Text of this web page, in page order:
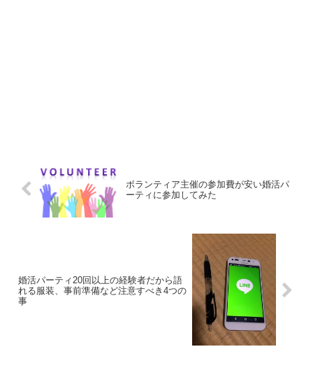
ボランティア主催の参加費が安い婚活パ
ーティに参加してみた
婚活パーティ20回以上の経験者だから語
れる服装、事前準備など注意すべき4つの
事